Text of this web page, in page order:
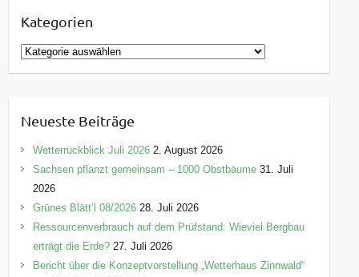
Kategorien
K
a
g
o
r
e
n
Neueste Beiträge
Wetterrückblick Juli 2026 2. August 2026
Sachsen pflanzt gemeinsam – 1000 Obstbäume 31. Juli
2026
Grünes Blätt’l 08/2026 28. Juli 2026
Ressourcenverbrauch auf dem Prüfstand: Wieviel Bergbau
erträgt die Erde? 27. Juli 2026
Bericht über die Konzeptvorstellung „Wetterhaus Zinnwald“